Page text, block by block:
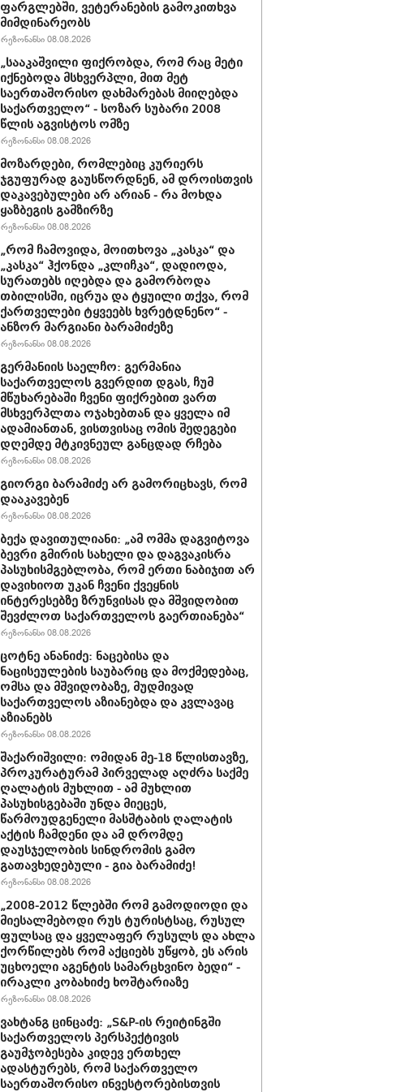
ფარგლებში, ვეტერანების გამოკითხვა
მიმდინარეობს
რეზონანსი 08.08.2026
„სააკაშვილი ფიქრობდა, რომ რაც მეტი
იქნებოდა მსხვერპლი, მით მეტ
საერთაშორისო დახმარებას მიიღებდა
საქართველო“ - სოზარ სუბარი 2008
წლის აგვისტოს ომზე
რეზონანსი 08.08.2026
მოზარდები, რომლებიც კურიერს
ჯგუფურად გაუსწორდნენ, ამ დროისთვის
დაკავებულები არ არიან - რა მოხდა
ყაზბეგის გამზირზე
რეზონანსი 08.08.2026
„რომ ჩამოვიდა, მოითხოვა „კასკა“ და
„კასკა“ ჰქონდა „კლიჩკა“, დადიოდა,
სურათებს იღებდა და გამორბოდა
თბილისში, იცრუა და ტყუილი თქვა, რომ
ქართველები ტყვეებს ხვრეტდნენო“ -
ანზორ მარგიანი ბარამიძეზე
რეზონანსი 08.08.2026
გერმანიის საელჩო: გერმანია
საქართველოს გვერდით დგას, ჩუმ
მწუხარებაში ჩვენი ფიქრებით ვართ
მსხვერპლთა ოჯახებთან და ყველა იმ
ადამიანთან, ვისთვისაც ომის შედეგები
დღემდე მტკივნეულ განცდად რჩება
რეზონანსი 08.08.2026
გიორგი ბარამიძე არ გამორიცხავს, რომ
დააკავებენ
რეზონანსი 08.08.2026
ბექა დავითულიანი: „ამ ომმა დაგვიტოვა
ბევრი გმირის სახელი და დაგვაკისრა
პასუხისმგებლობა, რომ ერთი ნაბიჯით არ
დავიხიოთ უკან ჩვენი ქვეყნის
ინტერესებზე ზრუნვისას და მშვიდობით
შევძლოთ საქართველოს გაერთიანება“
რეზონანსი 08.08.2026
ცოტნე ანანიძე: ნაცებისა და
ნაცისეულების საუბარიც და მოქმედებაც,
ომსა და მშვიდობაზე, მუდმივად
საქართველოს აზიანებდა და კვლავაც
აზიანებს
რეზონანსი 08.08.2026
შაქარიშვილი: ომიდან მე-18 წლისთავზე,
პროკურატურამ პირველად აღძრა საქმე
ღალატის მუხლით - ამ მუხლით
პასუხისგებაში უნდა მიეცეს,
წარმოუდგენელი მასშტაბის ღალატის
აქტის ჩამდენი და ამ დრომდე
დაუსჯელობის სინდრომის გამო
გათავხედებული - გია ბარამიძე!
რეზონანსი 08.08.2026
„2008-2012 წლებში რომ გამოდიოდი და
მიესალმებოდი რუს ტურისტსაც, რუსულ
ფულსაც და ყველაფერ რუსულს და ახლა
ქორწილებს რომ აქციებს უწყობ, ეს არის
უცხოელი აგენტის სამარცხვინო ბედი“ -
ირაკლი კობახიძე ხოშტარიაზე
რეზონანსი 08.08.2026
ვახტანგ ცინცაძე: „S&P-ის რეიტინგში
საქართველოს პერსპექტივის
გაუმჯობესება კიდევ ერთხელ
ადასტურებს, რომ საქართველო
საერთაშორისო ინვესტორებისთვის